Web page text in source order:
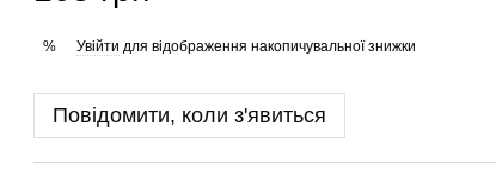
% Увійти для відображення накопичувальної знижки
Повідомити, коли з'явиться